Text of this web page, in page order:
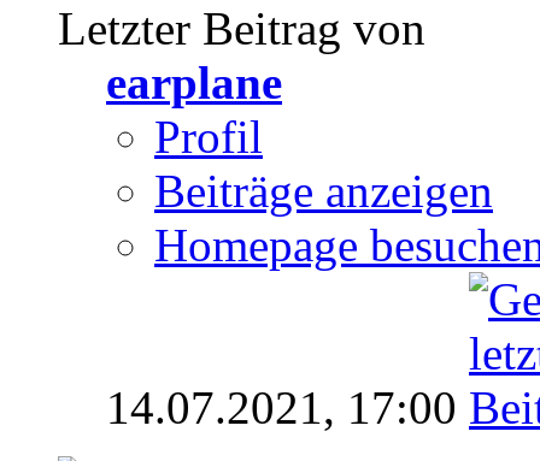
Letzter Beitrag von
earplane
Profil
Beiträge anzeigen
Homepage
14.07.2021, 17:00